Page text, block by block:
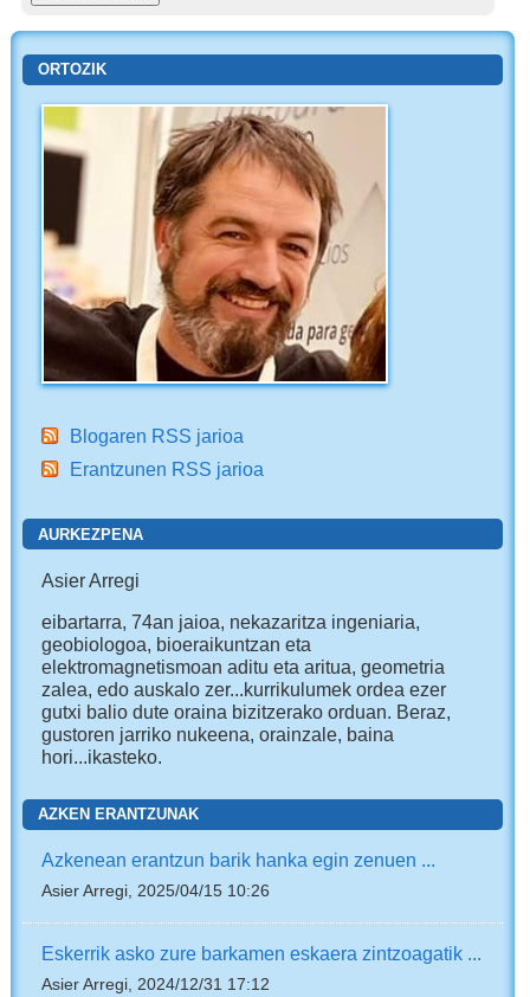
ORTOZIK
Blogaren RSS jarioa
Erantzunen RSS jarioa
AURKEZPENA
Asier Arregi
eibartarra, 74an jaioa, nekazaritza ingeniaria,
geobiologoa, bioeraikuntzan eta
elektromagnetismoan aditu eta aritua, geometria
zalea, edo auskalo zer...kurrikulumek ordea ezer
gutxi balio dute oraina bizitzerako orduan. Beraz,
gustoren jarriko nukeena, orainzale, baina
hori...ikasteko.
AZKEN ERANTZUNAK
Azkenean erantzun barik hanka egin zenuen ...
Asier Arregi, 2025/04/15 10:26
Eskerrik asko zure barkamen eskaera zintzoagatik ...
Asier Arregi, 2024/12/31 17:12